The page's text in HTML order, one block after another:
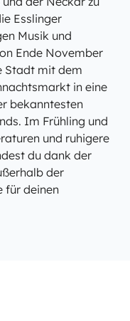
Esslinger
Musik und
Ende November
Stadt mit dem
in eine
bekanntesten
Im Frühling und
und ruhigere
du dank der
der
für deinen